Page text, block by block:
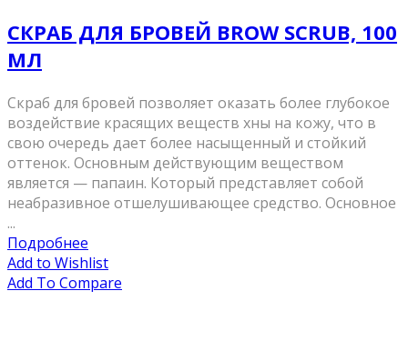
СКРАБ ДЛЯ БРОВЕЙ BROW SCRUB, 100
МЛ
Скраб для бровей позволяет оказать более глубокое
воздействие красящих веществ хны на кожу, что в
свою очередь дает более насыщенный и стойкий
оттенок. Основным действующим веществом
является — папаин. Который представляет собой
неабразивное отшелушивающее средство. Основное
...
Подробнее
Add to Wishlist
Add To Compare